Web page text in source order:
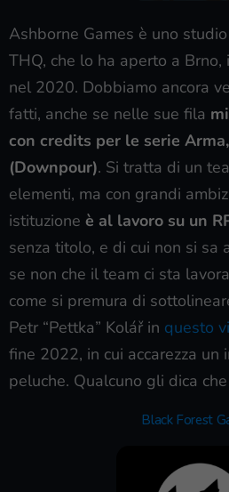
Ashborne Games è uno
THQ, che lo ha aperto a Brno,
nel 2020. Dobbiamo ancora
fatti, anche se nelle sue fila
con credits per le serie
(Downpour). Si tratta di un
elementi, ma con grandi
istituzione è al lavoro su un
senza titolo, e di cui non si sa
se non che il team ci sta
come si premura di
Petr “Pettka” Kolář in questo
fine 2022, in cui accarezza
peluche. Qualcuno gli dica
Black Forest